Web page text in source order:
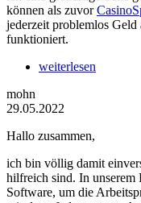
können als zuvor
jederzeit problemlos Geld
funktioniert.
weiterlesen
mohn
29.05.2022
Hallo zusammen,
ich bin völlig damit
hilfreich sind. In unserem
Software, um die